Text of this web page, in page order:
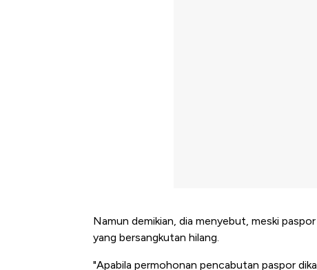
Namun demikian, dia menyebut, meski
yang bersangkutan hilang.
"Apabila permohonan pencabutan paspor